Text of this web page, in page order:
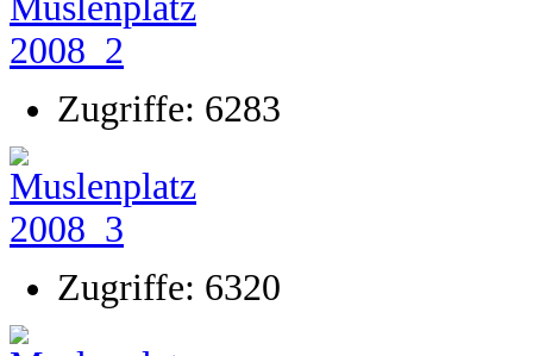
Zugriffe: 6283
Zugriffe: 6320